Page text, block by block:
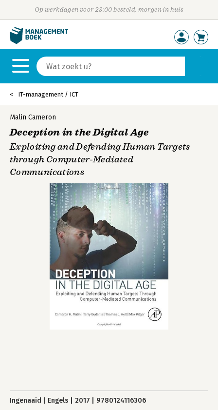
Op werkdagen voor 23:00 besteld, morgen in huis
IT-management / ICT
Malin Cameron
Deception in the Digital Age
Exploiting and Defending Human Targets
through Computer-Mediated
Communications
Ingenaaid Engels 2017 9780124116306